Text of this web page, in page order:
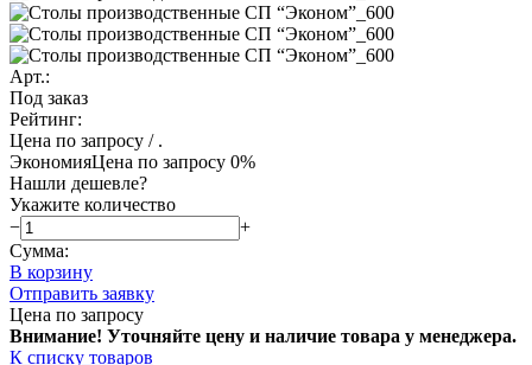
Арт.:
Под заказ
Рейтинг:
Цена по запросу / .
ЭкономияЦена по запросу 0%
Нашли дешевле?
Укажите количество
−
+
Сумма:
В корзину
Отправить заявку
Цена по запросу
Внимание! Уточняйте цену и наличие товара у менеджера.
К списку товаров